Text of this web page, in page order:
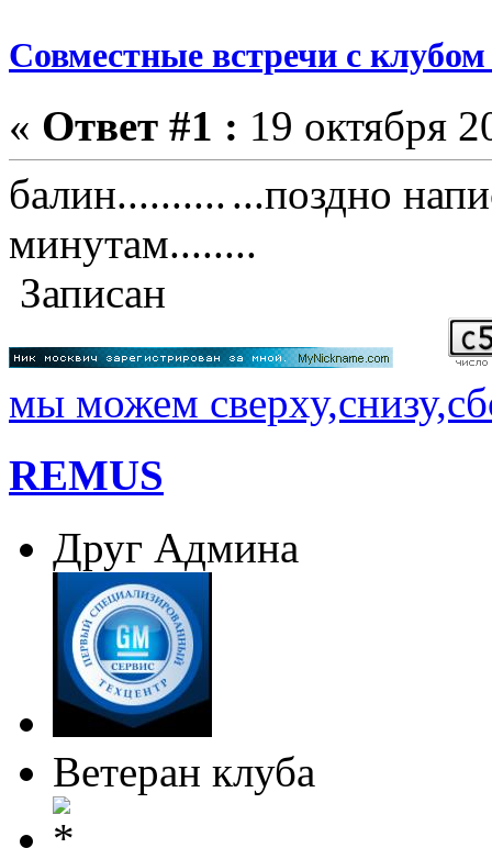
Совместные встречи с
« Ответ #1 : 19 октября
балин.......... ...поздно
минутам........
Записан
мы можем
REMUS
Друг Админа
Ветеран клуба